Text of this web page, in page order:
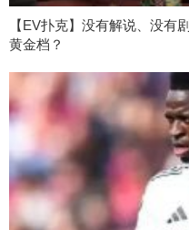
【EV扑克】没有解说、没有
黄金档？